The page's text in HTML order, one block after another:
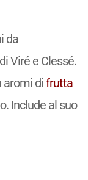
da
Viré e Clessé.
aromi difrutta
Include al suo